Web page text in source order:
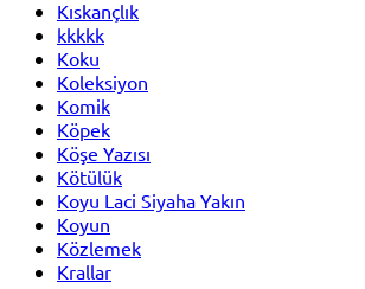
Kıskançlık
kkkkk
Koku
Koleksiyon
Komik
Köpek
Köşe Yazısı
Kötülük
Koyu Laci Siyaha Yakın
Koyun
Közlemek
Krallar